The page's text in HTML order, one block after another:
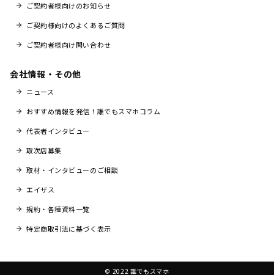
ご契約者様向けのお知らせ
ご契約様向けのよくあるご質問
ご契約者様向け問い合わせ
会社情報・その他
ニュース
おすすめ情報を発信！誰でもスマホコラム
代表者インタビュー
取次店募集
取材・インタビューのご相談
エイザス
規約・各種資料一覧
特定商取引法に基づく表示
© 2022 誰でもスマホ